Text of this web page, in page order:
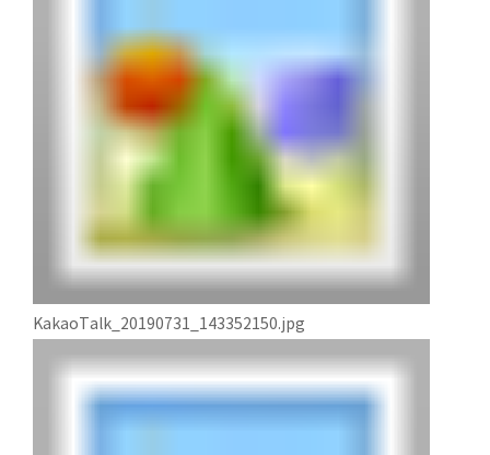
KakaoTalk_20190731_143352150.jpg